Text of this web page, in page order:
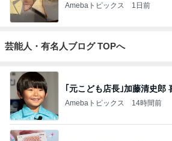
Amebaトピックス 1日前
芸能人・有名人ブログ TOPへ
｢元こども店長｣加藤清史郎
Amebaトピックス 14時間前